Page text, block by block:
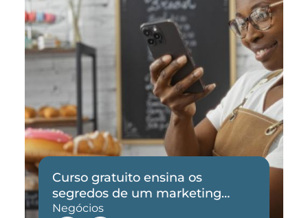
Curso gratuito ensina os
segredos de um marketing
eficaz
Negócios